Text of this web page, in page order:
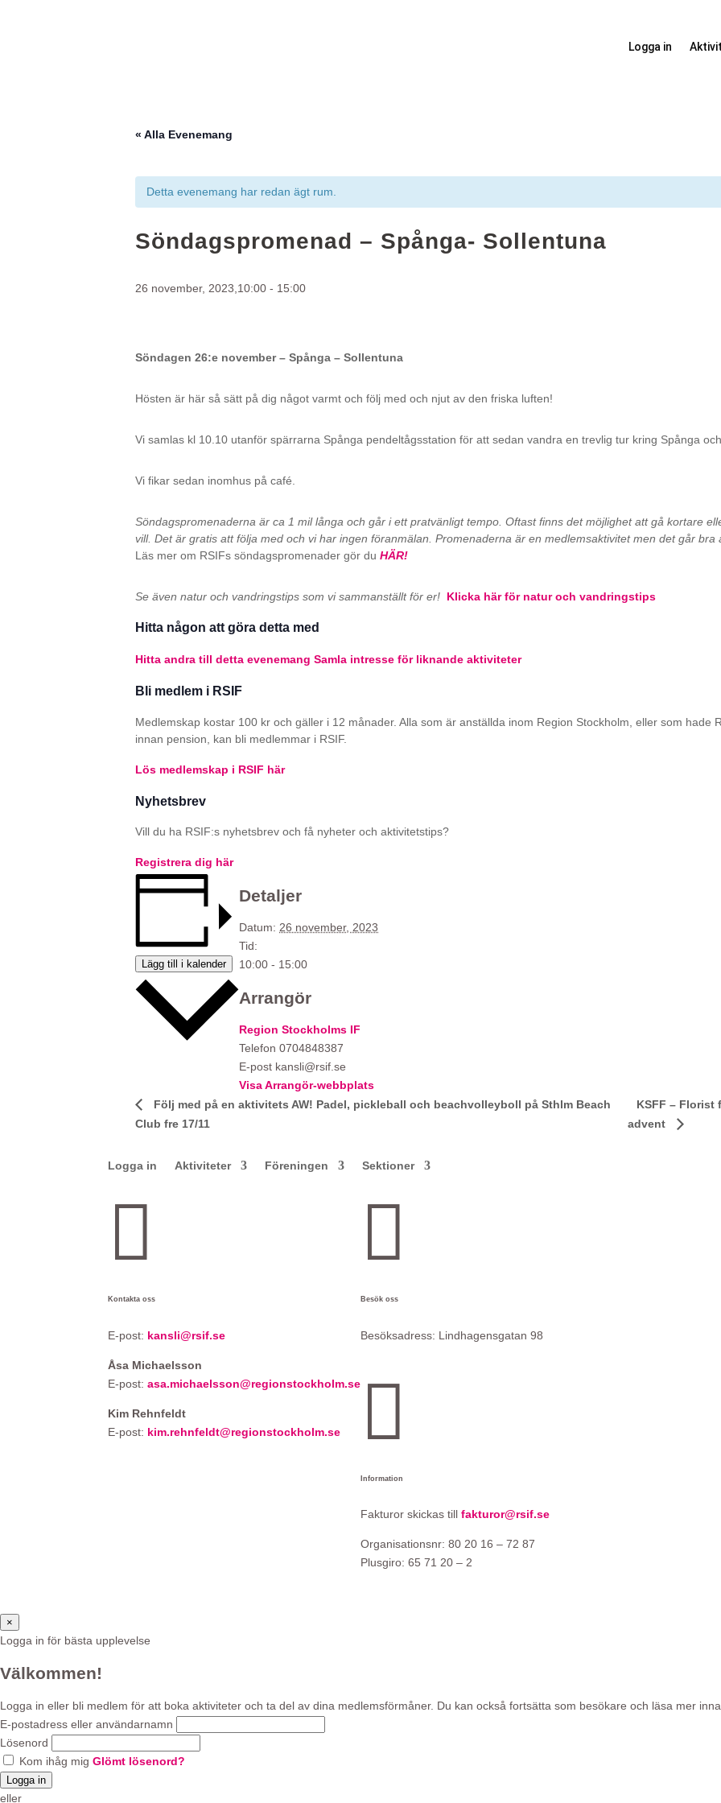
Logga in
« Alla Evenemang
Detta evenemang har redan ägt rum.
Söndagspromenad – Spånga- Sollentuna
26 november, 2023,10:00 - 15:00
Söndagen 26:e november – Spånga – Sollentuna
Hösten är här så sätt på dig något varmt och följ med och njut av den friska luften!
Vi samlas kl 10.10 utanför spärrarna Spånga pendeltågsstation för att sedan vandra en trevlig tur kring Spånga och
Vi fikar sedan inomhus på café.
Söndagspromenaderna är ca 1 mil långa och går i ett pratvänligt tempo. Oftast finns det möjlighet att gå kortare
vill. Det är gratis att följa med och vi har ingen föranmälan. Promenaderna är en medlemsaktivitet men det går bra
Läs mer om RSIFs söndagspromenader gör du HÄR!
Se även natur och vandringstips som vi sammanställt för er! Klicka här för natur och vandringstips
Hitta någon att göra detta med
Hitta andra till detta evenemang Samla intresse för liknande aktiviteter
Bli medlem i RSIF
Medlemskap kostar 100 kr och gäller i 12 månader. Alla som är anställda inom Region Stockholm, eller som hade
innan pension, kan bli medlemmar i RSIF.
Lös medlemskap i RSIF här
Nyhetsbrev
Vill du ha RSIF:s nyhetsbrev och få nyheter och aktivitetstips?
Registrera dig här
Lägg till i kalender
Detaljer
Datum: 26 november, 2023
Tid:
10:00 - 15:00
Arrangör
Region Stockholms IF
Telefon 0704848387
E-post kansli@rsif.se
Visa Arrangör-webbplats
Följ med på en aktivitets AW! Padel, pickleball och beachvolleyboll på Sthlm Beach
Club fre 17/11
KSFF – Florist
advent
Logga in Aktiviteter Föreningen Sektioner

Kontakta oss
E-post: kansli@rsif.se
Åsa Michaelsson
E-post: asa.michaelsson@regionstockholm.se
Kim Rehnfeldt
E-post: kim.rehnfeldt@regionstockholm.se

Besök oss
Besöksadress: Lindhagensgatan 98

Information
Fakturor skickas tillfakturor@rsif.se
Organisationsnr: 80 20 16 – 72 87
Plusgiro: 65 71 20 – 2
×
Logga in för bästa upplevelse
Välkommen!
Logga in eller bli medlem för att boka aktiviteter och ta del av dina medlemsförmåner. Du kan också fortsätta som besökare och läsa mer
E-postadress eller användarnamn
Lösenord
Kom ihåg mig Glömt lösenord?
Logga in
eller